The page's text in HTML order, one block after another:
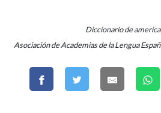
Diccionario de
Asociación de Academias de la Lengua